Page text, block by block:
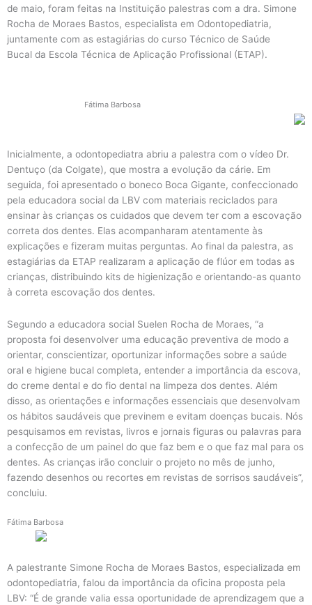
de maio, foram feitas na Instituição palestras com a dra. Simone
Rocha de Moraes Bastos, especialista em Odontopediatria,
juntamente com as estagiárias do curso Técnico de Saúde
Bucal da Escola Técnica de Aplicação Profissional (ETAP).
Fátima Barbosa
Inicialmente, a odontopediatra abriu a palestra com o vídeo Dr.
Dentuço (da Colgate), que mostra a evolução da cárie. Em
seguida, foi apresentado o boneco Boca Gigante, confeccionado
pela educadora social da LBV com materiais reciclados para
ensinar às crianças os cuidados que devem ter com a escovação
correta dos dentes. Elas acompanharam atentamente às
explicações e fizeram muitas perguntas. Ao final da palestra, as
estagiárias da ETAP realizaram a aplicação de flúor em todas as
crianças, distribuindo kits de higienização e orientando-as quanto
à correta escovação dos dentes.
Segundo a educadora social Suelen Rocha de Moraes, “a
proposta foi desenvolver uma educação preventiva de modo a
orientar, conscientizar, oportunizar informações sobre a saúde
oral e higiene bucal completa, entender a importância da escova,
do creme dental e do fio dental na limpeza dos dentes. Além
disso, as orientações e informações essenciais que desenvolvam
os hábitos saudáveis que previnem e evitam doenças bucais. Nós
pesquisamos em revistas, livros e jornais figuras ou palavras para
a confecção de um painel do que faz bem e o que faz mal para os
dentes. As crianças irão concluir o projeto no mês de junho,
fazendo desenhos ou recortes em revistas de sorrisos saudáveis”,
concluiu.
Fátima Barbosa
A palestrante Simone Rocha de Moraes Bastos, especializada em
odontopediatria, falou da importância da oficina proposta pela
LBV: “É de grande valia essa oportunidade de aprendizagem que a